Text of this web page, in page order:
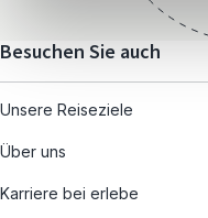
Besuchen Sie auch
Unsere Reiseziele
Über uns
Karriere bei erlebe